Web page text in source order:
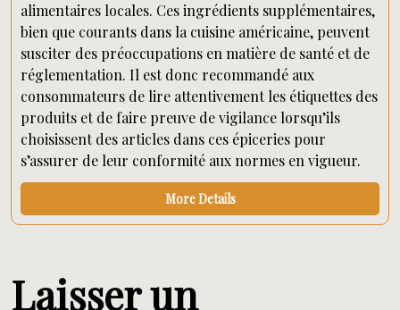
alimentaires locales. Ces ingrédients supplémentaires,
bien que courants dans la cuisine américaine, peuvent
susciter des préoccupations en matière de santé et de
réglementation. Il est donc recommandé aux
consommateurs de lire attentivement les étiquettes des
produits et de faire preuve de vigilance lorsqu’ils
choisissent des articles dans ces épiceries pour
s’assurer de leur conformité aux normes en vigueur.
More Details
Laisser un